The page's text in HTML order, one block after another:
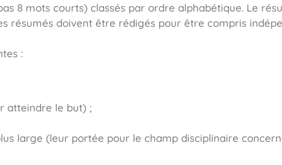
8 mots courts) classés par ordre alphabétique. Le
résumés doivent être rédigés pour être compris
:
atteindre le but) ;
large (leur portée pour le champ disciplinaire